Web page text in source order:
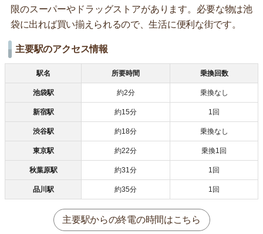
限のスーパーやドラッグストアがあります。必要な物は池
袋に出れば買い揃えられるので、生活に便利な街です。
主要駅のアクセス情報
駅名 所要時間 乗換回数
池袋駅 約2分 乗換なし
新宿駅 約15分 1回
渋谷駅 約18分 乗換なし
東京駅 約22分 乗換1回
秋葉原駅 約31分 1回
品川駅 約35分 1回
主要駅からの終電の時間はこちら